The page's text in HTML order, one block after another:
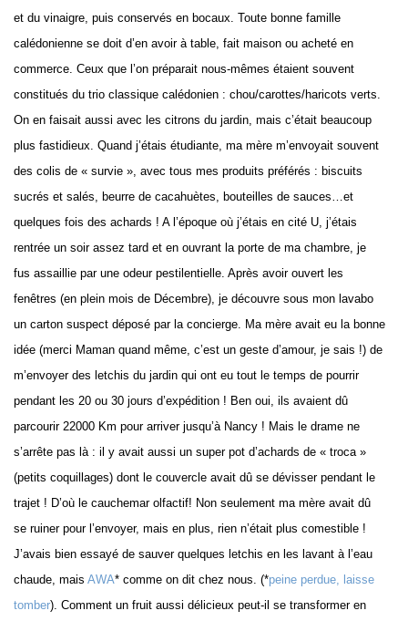
et du vinaigre, puis conservés en bocaux. Toute bonne famille
calédonienne se doit d’en avoir à table, fait maison ou acheté en
commerce. Ceux que l’on préparait nous-mêmes étaient souvent
constitués du trio classique calédonien : chou/carottes/haricots verts.
On en faisait aussi avec les citrons du jardin, mais c’était beaucoup
plus fastidieux. Quand j’étais étudiante, ma mère m’envoyait souvent
des colis de « survie », avec tous mes produits préférés : biscuits
sucrés et salés, beurre de cacahuètes, bouteilles de sauces…et
quelques fois des achards ! A l’époque où j’étais en cité U, j’étais
rentrée un soir assez tard et en ouvrant la porte de ma chambre, je
fus assaillie par une odeur pestilentielle. Après avoir ouvert les
fenêtres (en plein mois de Décembre), je découvre sous mon lavabo
un carton suspect déposé par la concierge. Ma mère avait eu la bonne
idée (merci Maman quand même, c’est un geste d’amour, je sais !) de
m’envoyer des letchis du jardin qui ont eu tout le temps de pourrir
pendant les 20 ou 30 jours d’expédition ! Ben oui, ils avaient dû
parcourir 22000 Km pour arriver jusqu’à Nancy ! Mais le drame ne
s’arrête pas là : il y avait aussi un super pot d’achards de « troca »
(petits coquillages) dont le couvercle avait dû se dévisser pendant le
trajet ! D’où le cauchemar olfactif! Non seulement ma mère avait dû
se ruiner pour l’envoyer, mais en plus, rien n’était plus comestible !
J’avais bien essayé de sauver quelques letchis en les lavant à l’eau
chaude, mais AWA* comme on dit chez nous. (*peine perdue, laisse
tomber). Comment un fruit aussi délicieux peut-il se transformer en